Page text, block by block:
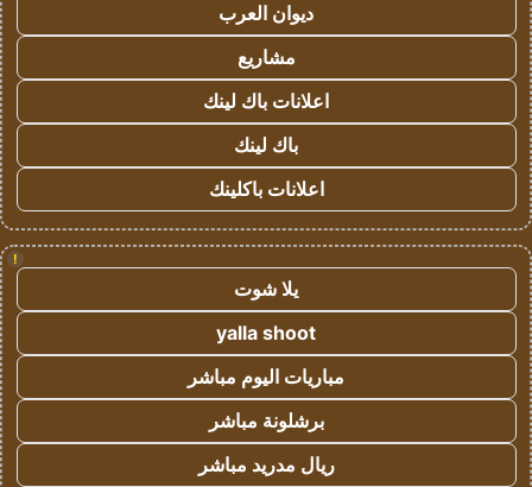
ديوان العرب
مشاريع
اعلانات باك لينك
باك لينك
اعلانات باكلينك
!
يلا شوت
yalla shoot
مباريات اليوم مباشر
برشلونة مباشر
ريال مدريد مباشر